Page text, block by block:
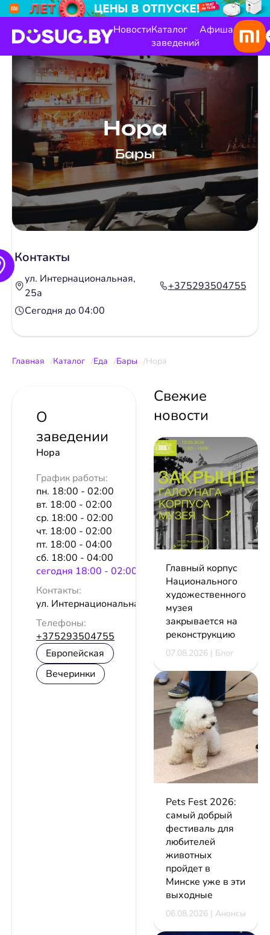
НовостиКаталог
заведений
Афиша
Нора
Бары
Контакты
ул. Интернациональная,
25а
+375293504755
Сегодня до 04:00
Главная Каталог Еда Бары Нора
О
заведении
Нора
График работы:
пн. 18:00 - 02:00
вт. 18:00 - 02:00
ср. 18:00 - 02:00
чт. 18:00 - 02:00
пт. 18:00 - 04:00
сб. 18:00 - 04:00
сeгодня 18:00 - 02:00
Контакты:
ул. Интернациональная, 25а
Телефоны:
+375293504755
Европейская
Вечеринки
Свежие
новости
Главный корпус
Национального
художественного
музея
закрывается на
реконструкцию
07.08.2026 | Блог
Pets Fest 2026:
самый добрый
фестиваль для
любителей
животных
пройдет в
Минске уже в эти
выходные
06.08.2026 | Анонсы